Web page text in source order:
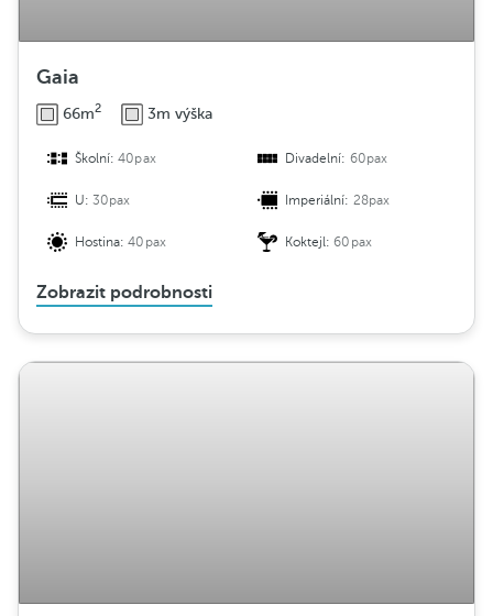
Gaia
66m2 3m výška
Školní:40pax Divadelní: 60pax
U:30pax Imperiální: 28pax
Hostina:40pax Koktejl:60pax
Zobrazit podrobnosti